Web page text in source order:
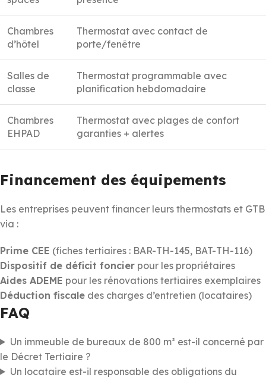
Chambres
d’hôtel
Thermostat avec contact de
porte/fenêtre
Salles de
classe
Thermostat programmable avec
planification hebdomadaire
Chambres
EHPAD
Thermostat avec plages de confort
garanties + alertes
Financement des équipements
Les entreprises peuvent financer leurs thermostats et GTB
via :
Prime CEE (fiches tertiaires : BAR-TH-145, BAT-TH-116)
Dispositif de déficit foncier pour les propriétaires
Aides ADEME pour les rénovations tertiaires exemplaires
Déduction fiscale des charges d’entretien (locataires)
FAQ
Un immeuble de bureaux de 800 m² est-il concerné par
le Décret Tertiaire ?
Un locataire est-il responsable des obligations du